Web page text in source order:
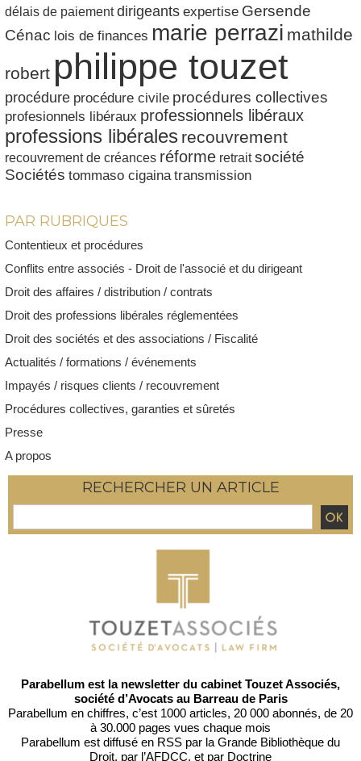
délais de paiement dirigeants expertise Gersende
Cénac lois de finances marie perrazi mathilde
robert philippe touzet
procédure procédure civile procédures collectives
profesionnels libéraux professionnels libéraux
professions libérales recouvrement
recouvrement de créances réforme retrait société
Sociétés tommaso cigaina transmission
PAR RUBRIQUES
Contentieux et procédures
Conflits entre associés - Droit de l'associé et du dirigeant
Droit des affaires / distribution / contrats
Droit des professions libérales réglementées
Droit des sociétés et des associations / Fiscalité
Actualités / formations / événements
Impayés / risques clients / recouvrement
Procédures collectives, garanties et sûretés
Presse
A propos
RECHERCHER UN ARTICLE
Parabellum est la newsletter du cabinet Touzet Associés,
société d’Avocats au Barreau de Paris
Parabellum en chiffres, c’est 1000 articles, 20 000 abonnés, de 20
à 30.000 pages vues chaque mois
Parabellum est diffusé en RSS par la Grande Bibliothèque du
Droit, par l’AFDCC, et par Doctrine